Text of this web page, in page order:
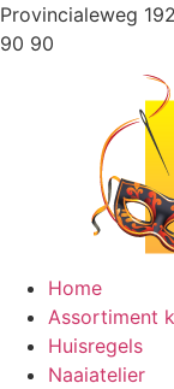
Ga
naar
Provincialeweg
90 90
Home
Assortiment
Huisregels
Naaiatelier